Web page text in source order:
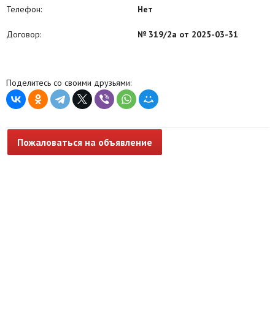
Договор №345/2а от 01.12.2025
Телефон:
Нет
Договор: № 319/2а от 2025-03-31
Поделитесь со своими друзьями:
Пожаловаться на объявление